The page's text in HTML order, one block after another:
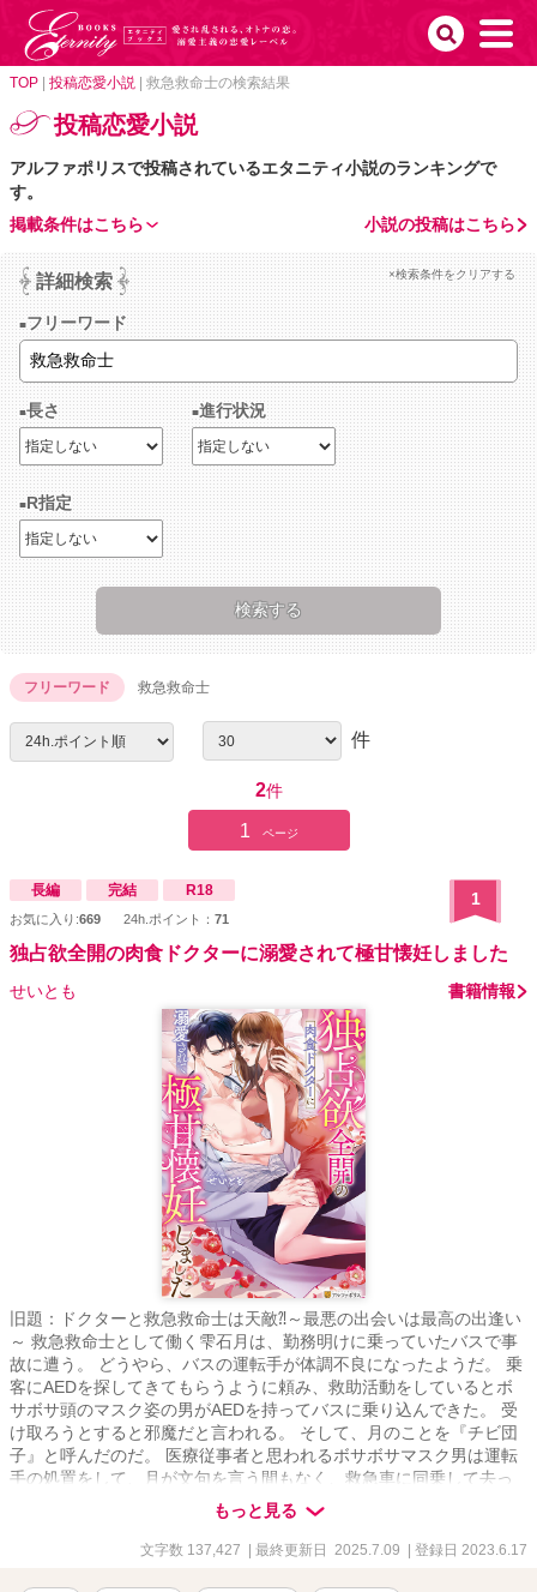
TOP 投稿恋愛小説 救急救命士の検索結果
投稿恋愛小説
アルファポリスで投稿されているエタニティ小説のランキングで
す。
小説の投稿はこちら
掲載条件はこちら
詳細検索 ×検索条件をクリアする
フリーワード
長さ 進行状況
R指定
フリーワード 救急救命士
件
2件
1 ページ
長編 完結 R18
お気に入り:669 24h.ポイント： 71
1
独占欲全開の肉食ドクターに溺愛されて極甘懐妊しました
せいとも 書籍情報
旧題：ドクターと救急救命士は天敵⁈～最悪の出会いは最高の出逢い
～ 救急救命士として働く雫石月は、勤務明けに乗っていたバスで事
故に遭う。 どうやら、バスの運転手が体調不良になったようだ。 乗
客にAEDを探してきてもらうように頼み、救助活動をしているとボ
サボサ頭のマスク姿の男がAEDを持ってバスに乗り込んできた。 受
け取ろうとすると邪魔だと言われる。 そして、月のことを『チビ団
子』と呼んだのだ。 医療従事者と思われるボサボサマスク男は運転
手の処置をして、月が文句を言う間もなく、救急車に同乗して去っ
てしまった。 最悪の出会いをし、二度と会いたくない相手の正体は⁇
作品はフィクションです。 本来の仕事内容とは異なる描写があると
もっと見る
文字数 137,427 | 最終更新日 2025.7.09 | 登録日 2023.6.17